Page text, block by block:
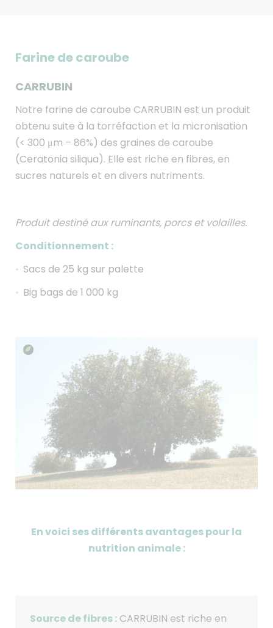
Farine de caroube
CARRUBIN
Notre farine de caroube CARRUBIN est un produit
obtenu suite à la torréfaction et la micronisation
(< 300 μm – 86%) des graines de caroube
(Ceratonia siliqua). Elle est riche en fibres, en
sucres naturels et en divers nutriments.
Produit destiné aux ruminants, porcs et volailles.
Conditionnement :
Sacs de 25 kg sur palette
Big bags de 1 000 kg
En voici ses différents avantages pour la
nutrition animale :
Source de fibres : CARRUBIN est riche en